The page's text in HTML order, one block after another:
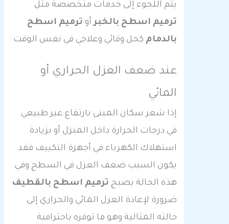
يتم اللجوء إلى خدمات متخصصة مثل
ترميم اسطح بالخبرأوترميم اسطح
بالدمامكحل وقائي وعلاجي في نفس الوقت
عند ضعف العزل الحراري أو
المائي
إذا شعر سكان المبنى بارتفاع غير طبيعي
في درجات الحرارة داخل المنزل أو بزيادة
استهلاك الكهرباء في أجهزة التكييف فقد
يكون السبب ضعف العزل في السطح وفي
هذه الحالة يصبحترميم اسطح بالقطيف
ضرورة لإعادة العزل المائي والحراري إلى
حالته المثالية وهو ما توفره باحترافية